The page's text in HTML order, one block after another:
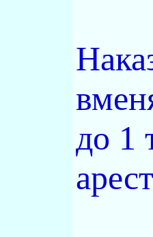
до 1